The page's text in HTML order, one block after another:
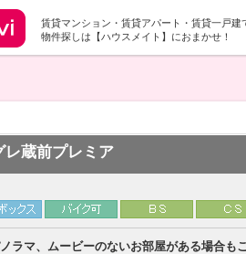
賃貸マンション・賃貸アパート・賃貸一戸建
物件探しは【ハウスメイト】におまかせ！
蔵前プレミア
ラマ、ムービーのないお部屋がある場合もご